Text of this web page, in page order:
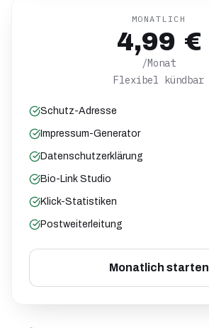
MONATLICH
4,99 €
/Monat
Flexibel kündbar
Schutz-Adresse
Impressum-Generator
Datenschutzerklärung
Bio-Link Studio
Klick-Statistiken
Postweiterleitung
Monatlich starten